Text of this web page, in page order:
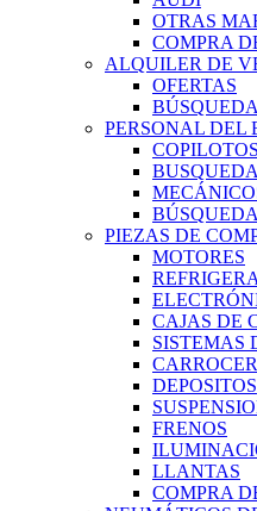
OTRAS
COMPRA
ALQUILER DE
OFERTAS
PERSONAL DEL
PIEZAS DE
MOTORES
CAJAS DE
SISTEMAS
DEPOSITOS
FRENOS
LLANTAS
COMPRA